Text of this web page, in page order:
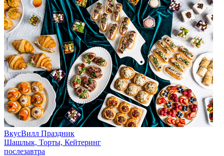
ВкусВилл Праздник
Шашлык, Торты, Кейтеринг
послезавтра